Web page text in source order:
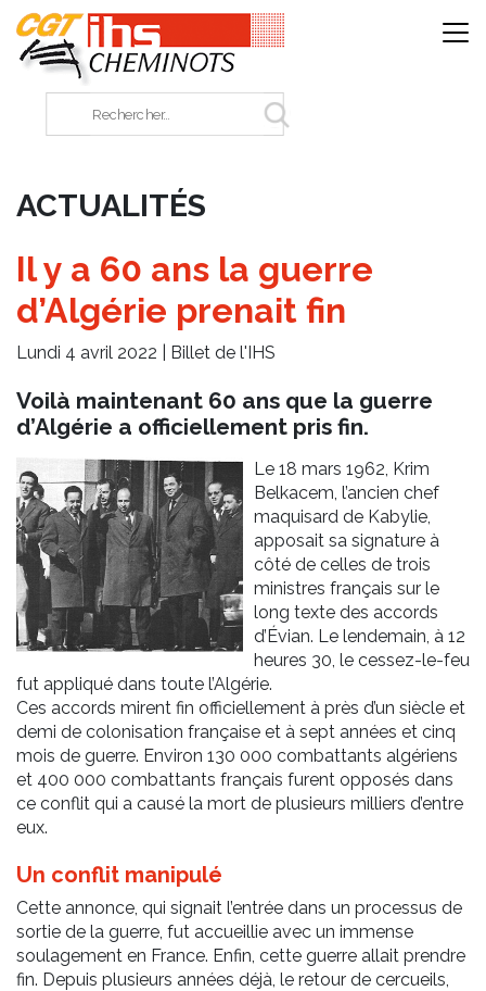
ACTUALITÉS
Il y a 60 ans la guerre
d’Algérie prenait fin
Lundi 4 avril 2022 | Billet de l'IHS
Voilà maintenant 60 ans que la guerre
d’Algérie a officiellement pris fin.
Le 18 mars 1962, Krim
Belkacem, l’ancien chef
maquisard de Kabylie,
apposait sa signature à
côté de celles de trois
ministres français sur le
long texte des accords
d’Évian. Le lendemain, à 12
heures 30, le cessez-le-feu
fut appliqué dans toute l’Algérie.
Ces accords mirent fin officiellement à près d’un siècle et
demi de colonisation française et à sept années et cinq
mois de guerre. Environ 130 000 combattants algériens
et 400 000 combattants français furent opposés dans
ce conflit qui a causé la mort de plusieurs milliers d’entre
eux.
Un conflit manipulé
Cette annonce, qui signait l’entrée dans un processus de
sortie de la guerre, fut accueillie avec un immense
soulagement en France. Enfin, cette guerre allait prendre
fin. Depuis plusieurs années déjà, le retour de cercueils,
Panneau de gestion des cookies